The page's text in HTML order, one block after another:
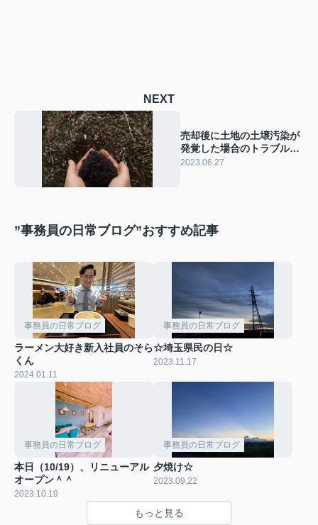
NEXT
売却後に土地の土壌汚染が
発覚した場合のトラブルと
は？売却方法も解説！
2023.06.27
”事務員の日常ブログ”おすすめ記事
事務員の日常ブログ
ラーメン大好き新入社員のそら
くん
2024.01.11
事務員の日常ブログ
☆埼玉県民の日☆
2023.11.17
事務員の日常ブログ
本日（10/19）、リニューアル
オープン＾＾
2023.10.19
事務員の日常ブログ
夕焼け☆
2023.09.22
もっと見る